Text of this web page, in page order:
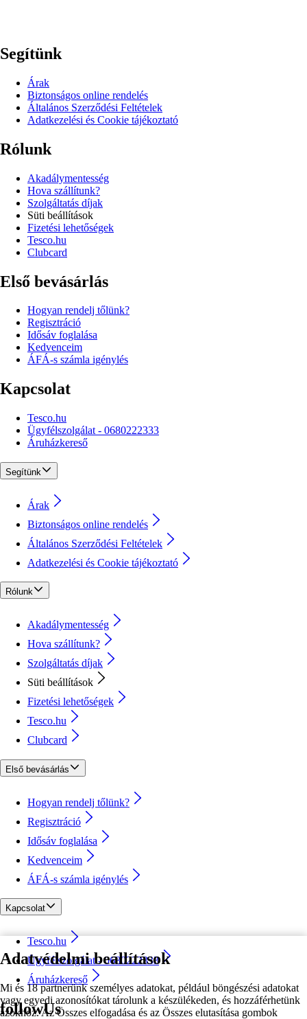
Adatvédelmi beállítások
Mi és 18 partnerünk személyes adatokat, például böngészési adatokat
vagy egyedi azonosítókat tárolunk a készülékeden, és hozzáférhetünk
azokhoz. Az Összes elfogadása és az Összes elutasítása gombok
Segítünk
Árak
Biztonságos online rendelés
Általános Szerződési Feltételek
Adatkezelési és Cookie tájékoztató
Rólunk
Akadálymentesség
Hova szállítunk?
Szolgáltatás díjak
Süti beállítások
Fizetési lehetőségek
Tesco.hu
Clubcard
Első bevásárlás
Hogyan rendelj tőlünk?
Regisztráció
Idősáv foglalása
Kedvenceim
ÁFÁ-s számla igénylés
Kapcsolat
Tesco.hu
Ügyfélszolgálat - 0680222333
Áruházkereső
Segítünk
Árak
Biztonságos online rendelés
Általános Szerződési Feltételek
Adatkezelési és Cookie tájékoztató
Rólunk
Akadálymentesség
Hova szállítunk?
Szolgáltatás díjak
Süti beállítások
Fizetési lehetőségek
Tesco.hu
Clubcard
Első bevásárlás
Hogyan rendelj tőlünk?
Regisztráció
Idősáv foglalása
Kedvenceim
ÁFÁ-s számla igénylés
Kapcsolat
Tesco.hu
Ügyfélszolgálat - 0680222333
Áruházkereső
followUs